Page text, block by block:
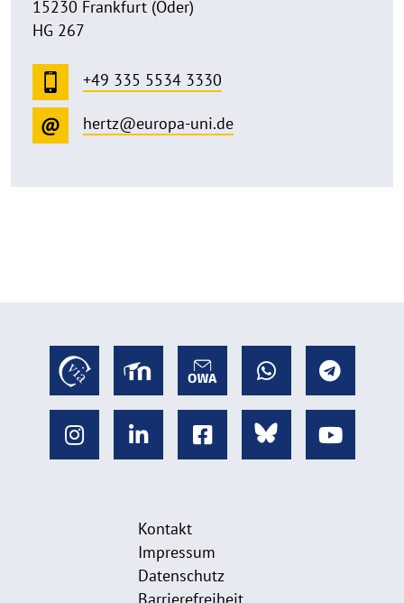
15230 Frankfurt (Oder)
HG 267
+49 335 5534 3330
hertz@europa-uni.de
Kontakt
Impressum
Datenschutz